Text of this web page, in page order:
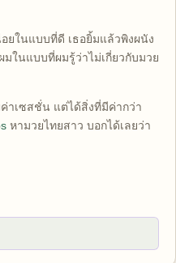
ยในแบบที่ดี เธอยิ้มแล้วพิงผนัง
ในแบบที่ผมรู้ว่าไม่เกี่ยวกับมวย
าเซสชั่น แต่ได้สิ่งที่มีค่ากว่า
หามวยไทยสาว บอกได้เลยว่า